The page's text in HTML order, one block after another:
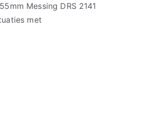
Messing DRS 2141
met